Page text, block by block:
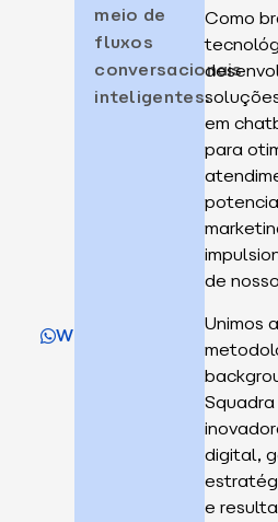
WhatsApp
meio de
fluxos
conversacionais
inteligentes.
Como
em
para
de
Unimos
digital,
e